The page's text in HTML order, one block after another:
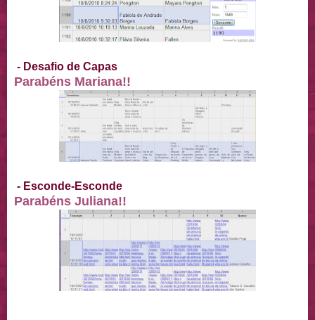
- Desafio de Capas
Parabéns Mariana!!
- Esconde-Esconde
Parabéns Juliana!!